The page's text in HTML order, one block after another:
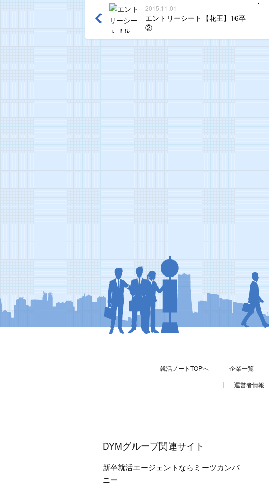
2015.11.01
エントリーシート【花王】16卒
②
就活ノートTOPへ 企業一覧
運営者情報
DYMグループ関連サイト
新卒就活エージェントならミーツカンパ
ニー